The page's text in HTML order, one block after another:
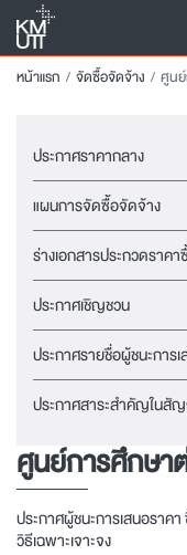
หน้าแรก จัดซื้อจัดจ้าง ศูน
ประกาศราคากลาง
แผนการจัดซื้อจัดจ้าง
ร่างเอกสารประกวดราค
ประกาศเชิญชวน
ประกาศรายชื่อผู้ชนะการ
ประกาศสาระสำคัญในสั
ศูนย์การศึกษา
ประกาศผู้ชนะการเสนอรา
วิธีเฉพาะเจาะจง